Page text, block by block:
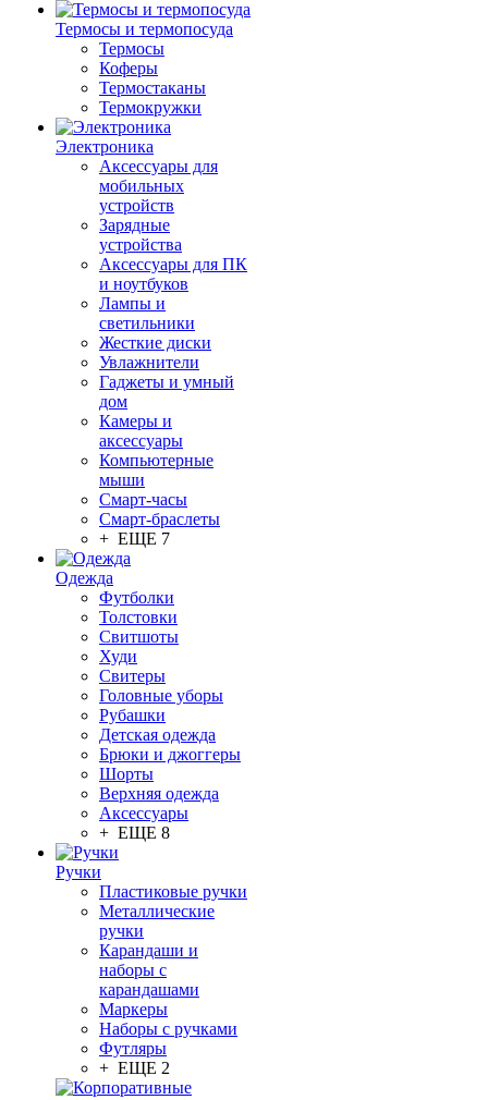
Термосы и термопосуда
Термосы
Коферы
Термостаканы
Термокружки
Электроника
Аксессуары для
мобильных
устройств
Зарядные
устройства
Аксессуары для ПК
и ноутбуков
Лампы и
светильники
Жесткие диски
Увлажнители
Гаджеты и умный
дом
Камеры и
аксессуары
Компьютерные
мыши
Смарт-часы
Смарт-браслеты
+ ЕЩЕ 7
Одежда
Футболки
Толстовки
Свитшоты
Худи
Свитеры
Головные уборы
Рубашки
Детская одежда
Брюки и джоггеры
Шорты
Верхняя одежда
Аксессуары
+ ЕЩЕ 8
Ручки
Пластиковые ручки
Металлические
ручки
Карандаши и
наборы с
карандашами
Маркеры
Наборы с ручками
Футляры
+ ЕЩЕ 2